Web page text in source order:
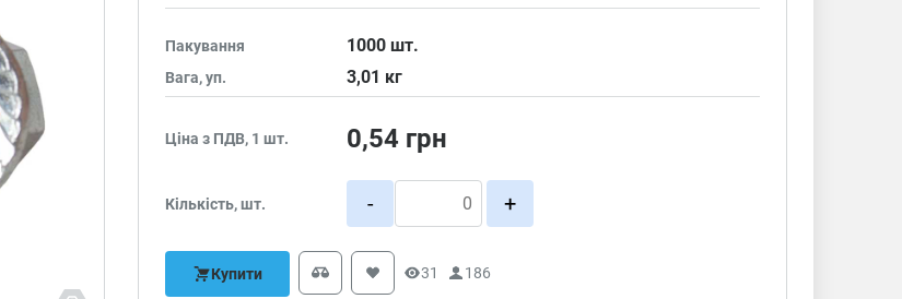
Пакування 1000шт.
Вага, уп. 3,01 кг
Ціна з ПДВ, 1 шт. 0,54 грн
Кількість, шт. - +
Купити 31 186